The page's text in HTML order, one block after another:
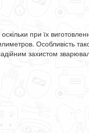
оскільки при їх
. Особливість
захистом